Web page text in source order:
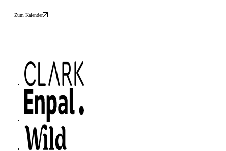
Zum Kalender